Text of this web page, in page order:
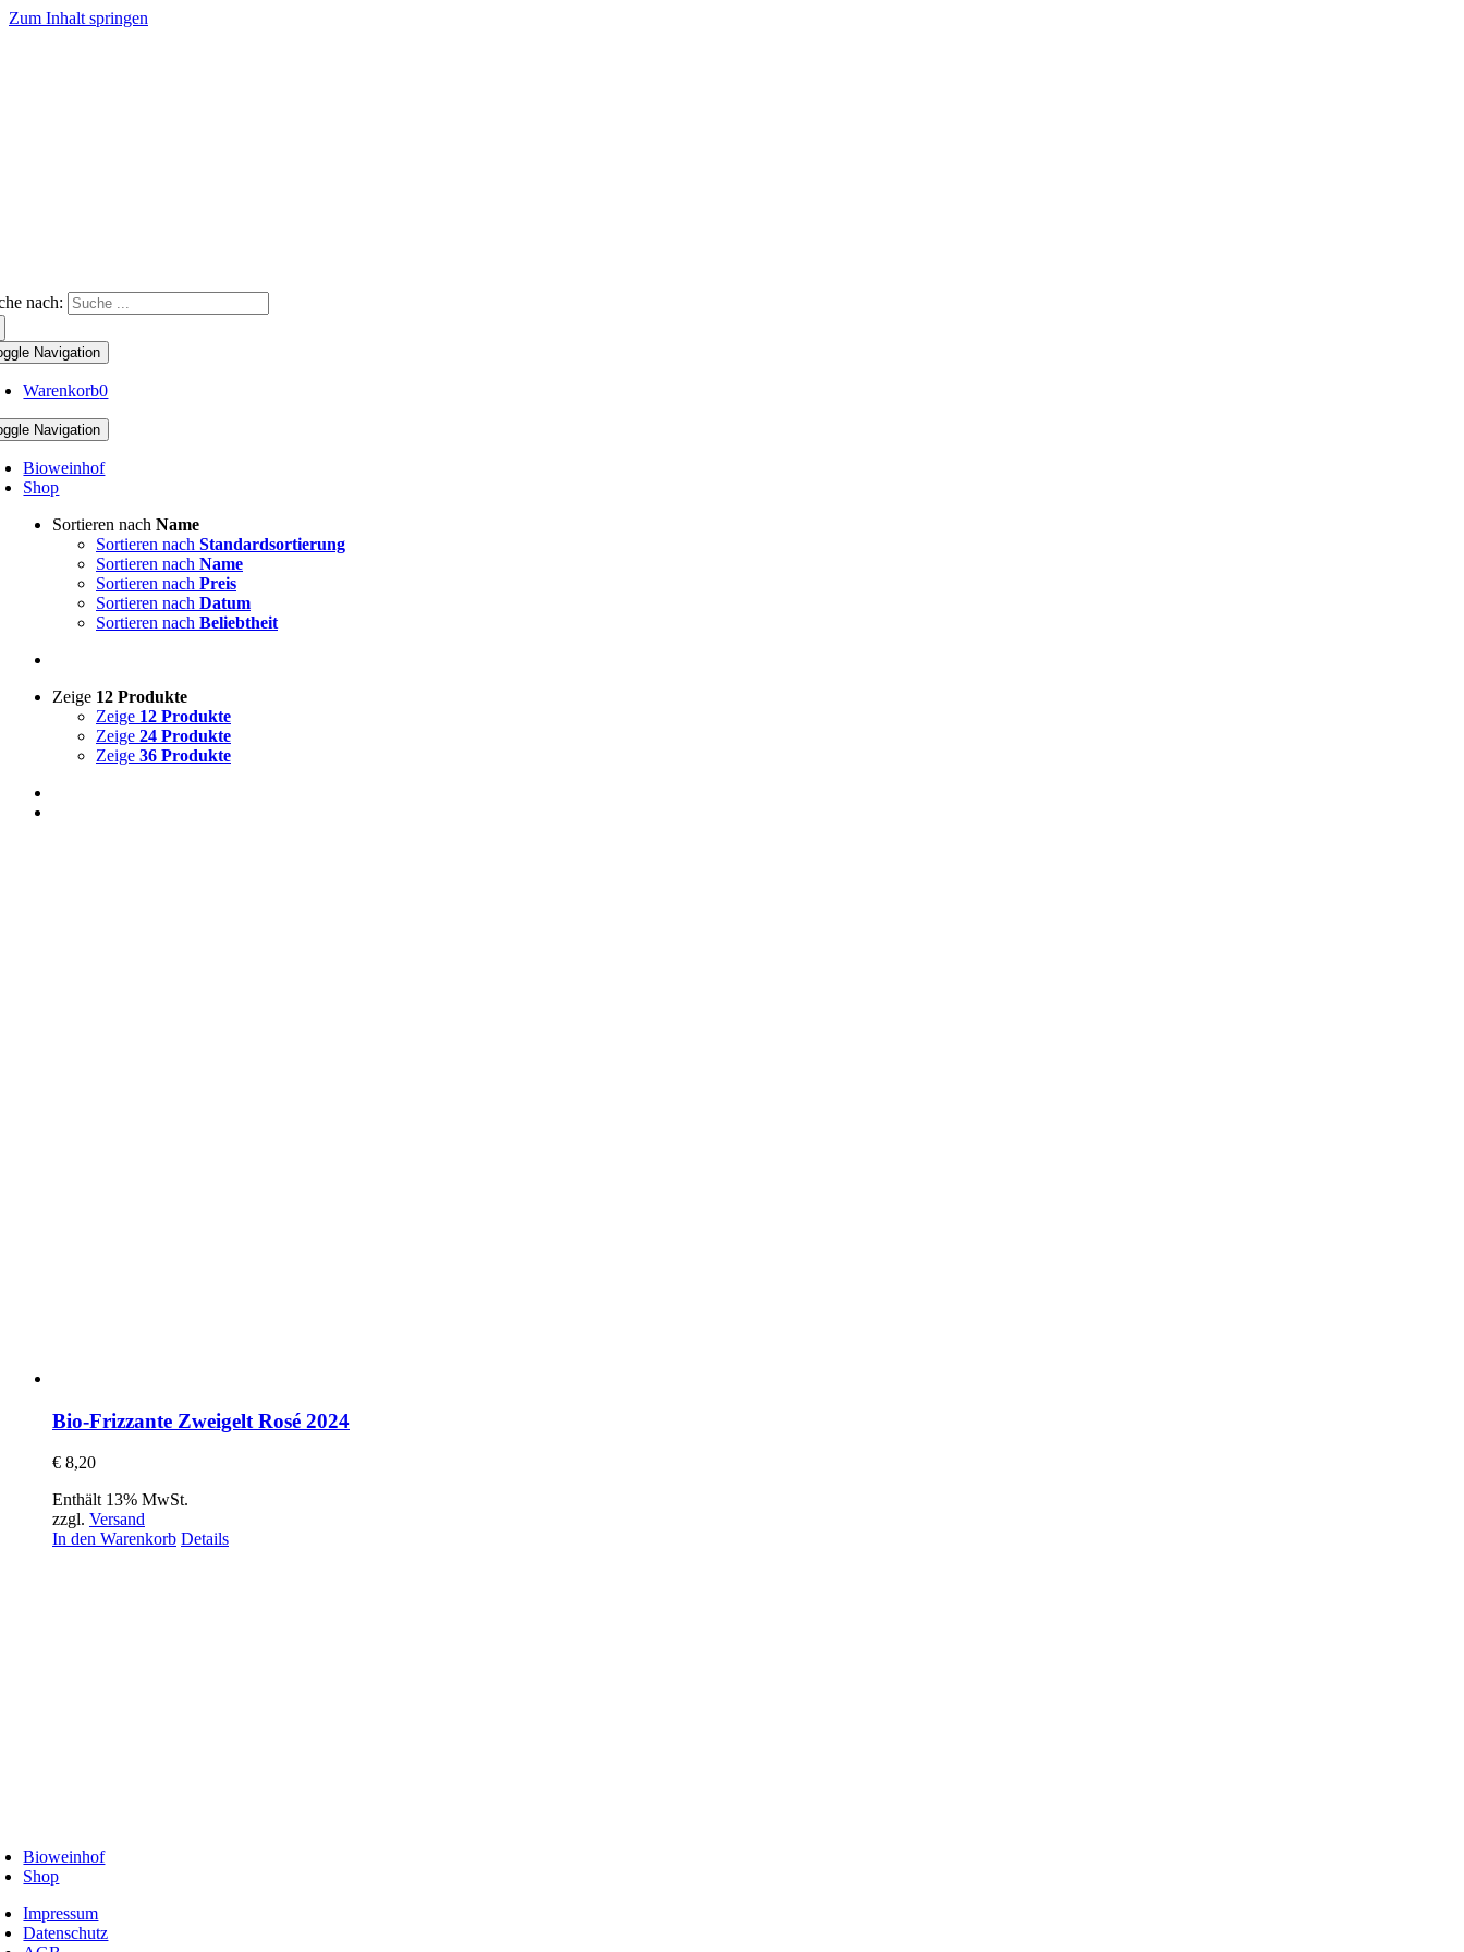
Zum Inhalt springen
nach:
Navigation
Warenkorb0
Navigation
Bioweinhof
Shop
Sortieren nach Name
Sortieren nach Standardsortierung
Sortieren nach Name
Sortieren nach Preis
Sortieren nach Datum
Sortieren nach Beliebtheit
Zeige 12 Produkte
Zeige 12 Produkte
Zeige 24 Produkte
Zeige 36 Produkte
Bio-Frizzante Zweigelt Rosé 2024
€ 8,20
Enthält 13% MwSt.
zzgl. Versand
In den Warenkorb Details
Bioweinhof
Shop
Impressum
Datenschutz